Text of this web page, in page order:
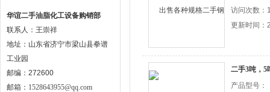
华谊二手油脂化工设备购销部
联系人：王崇祥
地址：山东省济宁市梁山县拳谱
工业园
邮编：272600
邮箱： 1528643955@qq.com
访问次数：
更新时间：
二手3吨，5
产品型号：